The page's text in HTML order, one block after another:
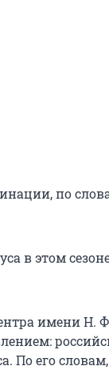
по
в этом
имени Н.
По его